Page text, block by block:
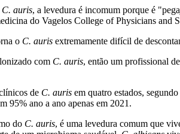
C. auris, a levedura é incomum porque é
do Vagelos College of Physicians
o C. auris extremamente difícil de
com C. auris, então um profissional
de C. auris em quatro estados,
95% ano a ano apenas em 2021.
do C. auris, é uma levedura comum que